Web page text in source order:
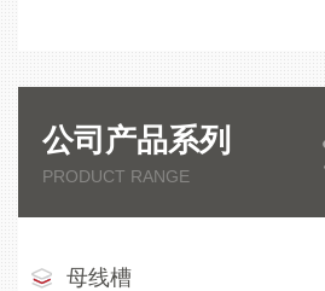
公司产品系列
PRODUCT RANGE
母线槽